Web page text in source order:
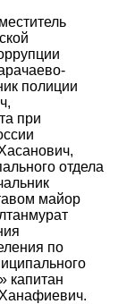
полиции
при
отдела
майор
по
капитан